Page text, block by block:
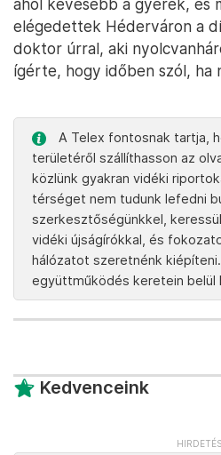
Alsó-Szigetközből távozó
valójában az egyetlen
Szigetközben Győr és
polgármestere kérdésünkre
csak havonta egyszer jön
Mosonmagyaróvárról, hogy
tartson és tanácsokkal
gyerekeket viszont a
vizsgálja meg. Persze
ahol kevesebb a gyerek, és
elégedettek Héderváron a
doktor úrral, aki
ígérte, hogy időben szól, ha
A Telex fontosnak tartja,
térséget nem tudunk lefedni